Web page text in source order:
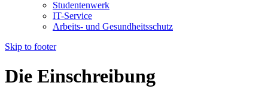
Studentenwerk
IT-Service
Arbeits- und Gesundheitsschutz
Skip to footer
Die Einschreibung